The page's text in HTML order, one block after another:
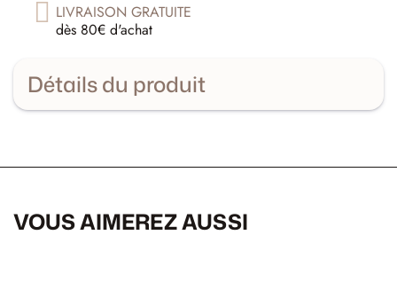
LIVRAISON GRATUITE
dès 80€ d'achat
Détails du produit
VOUS AIMEREZ AUSSI